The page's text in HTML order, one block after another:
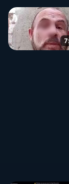
🌱 LA
Pour obtenir